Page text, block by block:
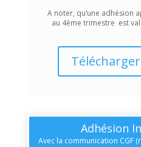
A noter, qu’une adhésion
au 4ème trimestre est
Adhésion
Avec la communication CGF